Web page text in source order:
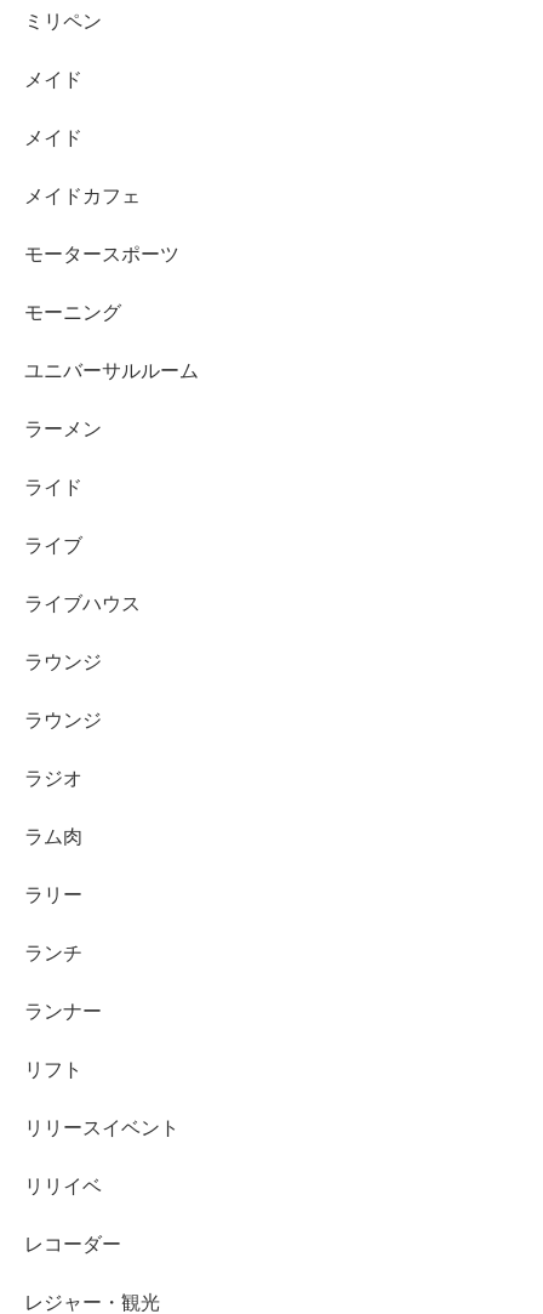
ミリペン
メイド
メイド
メイドカフェ
モータースポーツ
モーニング
ユニバーサルルーム
ラーメン
ライド
ライブ
ライブハウス
ラウンジ
ラウンジ
ラジオ
ラム肉
ラリー
ランチ
ランナー
リフト
リリースイベント
リリイベ
レコーダー
レジャー・観光